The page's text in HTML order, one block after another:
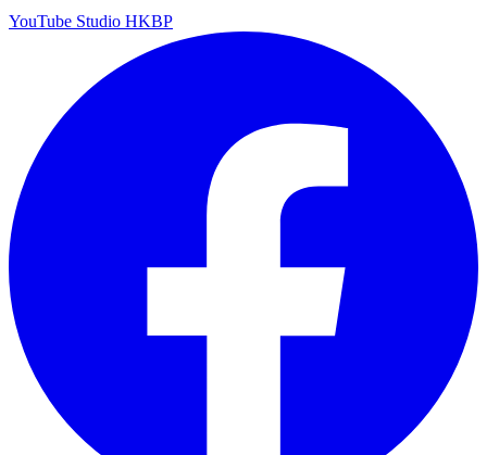
YouTube Studio HKBP